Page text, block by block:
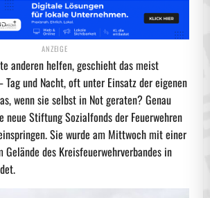
anderen helfen, geschieht das meist
und Nacht, oft unter Einsatz der eigenen
wenn sie selbst in Not geraten? Genau
Stiftung Sozialfonds der Feuerwehren
Sie wurde am Mittwoch mit einer
Gelände des Kreisfeuerwehrverbandes in